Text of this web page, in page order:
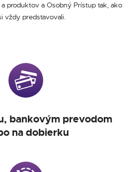
produktov a Osobný Prístup tak, ako
vždy predstavovali.
bankovým prevodom
na dobierku